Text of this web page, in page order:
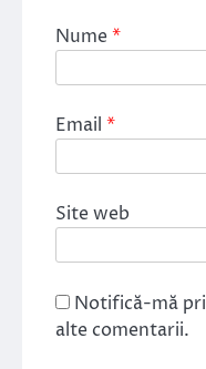
Nume*
Email *
Site web
Notifică-mă
alte comentarii.